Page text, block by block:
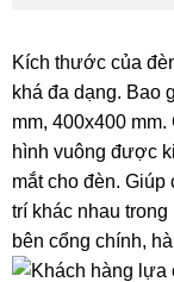
Kích thước của
khá đa dạng. Bao
mm, 400x400
hình vuông được
mắt cho đèn. Giúp
trí khác nhau
bên cổng chính,